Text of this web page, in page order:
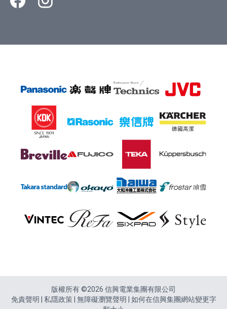
版權所有 ©2026 信興電業集團有限公司
免責聲明
私隱政策 無障礙瀏覽聲明
如何在信興集團網站變更字